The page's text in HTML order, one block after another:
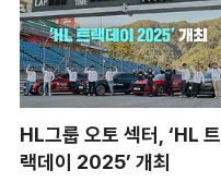
HL그룹 오토 섹터, ‘HL 트
랙데이 2025’ 개최